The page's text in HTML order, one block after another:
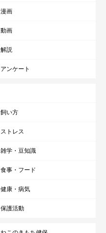
漫画
動画
解説
アンケート
飼い方
ストレス
雑学・豆知識
食事・フード
健康・病気
保護活動